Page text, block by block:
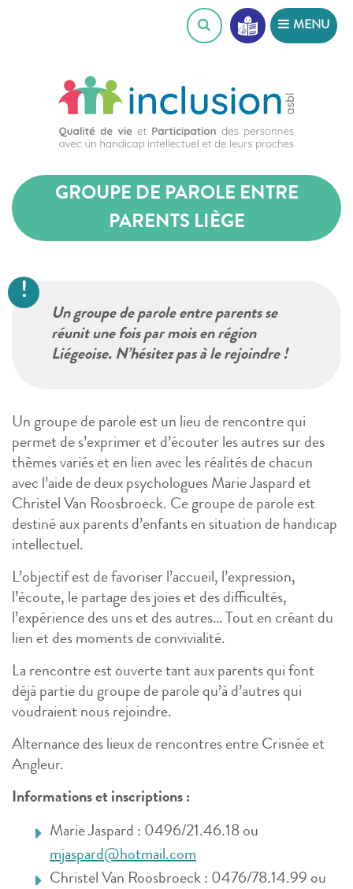
MENU
GROUPE DE PAROLE ENTRE
PARENTS LIÈGE
Un groupe de parole entre parents se
réunit une fois par mois en région
Liégeoise. N’hésitez pas à le rejoindre !
Un groupe de parole est un lieu de rencontre qui
permet de s’exprimer et d’écouter les autres sur des
thèmes variés et en lien avec les réalités de chacun
avec l’aide de deux psychologues Marie Jaspard et
Christel Van Roosbroeck. Ce groupe de parole est
destiné aux parents d’enfants en situation de handicap
intellectuel.
L’objectif est de favoriser l’accueil, l’expression,
l’écoute, le partage des joies et des difficultés,
l’expérience des uns et des autres… Tout en créant du
lien et des moments de convivialité.
La rencontre est ouverte tant aux parents qui font
déjà partie du groupe de parole qu’à d’autres qui
voudraient nous rejoindre.
Alternance des lieux de rencontres entre Crisnée et
Angleur.
Informations et inscriptions :
Marie Jaspard : 0496/21.46.18 ou
mjaspard@hotmail.com
Christel Van Roosbroeck : 0476/78.14.99 ou